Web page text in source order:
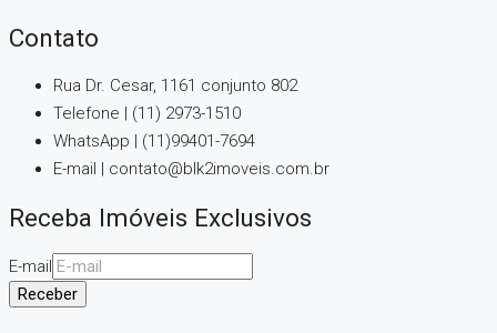
Contato
Rua Dr. Cesar, 1161 conjunto 802
Telefone | (11) 2973-1510
WhatsApp | (11)99401-7694
E-mail | contato@blk2imoveis.com.br
Receba Imóveis Exclusivos
E-mail
Receber